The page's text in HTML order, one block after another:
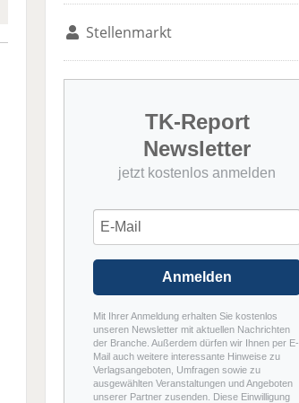
Stellenmarkt
TK-Report
Newsletter
jetzt kostenlos anmelden
Anmelden
Mit Ihrer Anmeldung erhalten Sie kostenlos
unseren Newsletter mit aktuellen Nachrichten
der Branche. Außerdem dürfen wir Ihnen per E-
Mail auch weitere interessante Hinweise zu
Verlagsangeboten, Umfragen sowie zu
ausgewählten Veranstaltungen und Angeboten
unserer Partner zusenden. Diese Einwilligung